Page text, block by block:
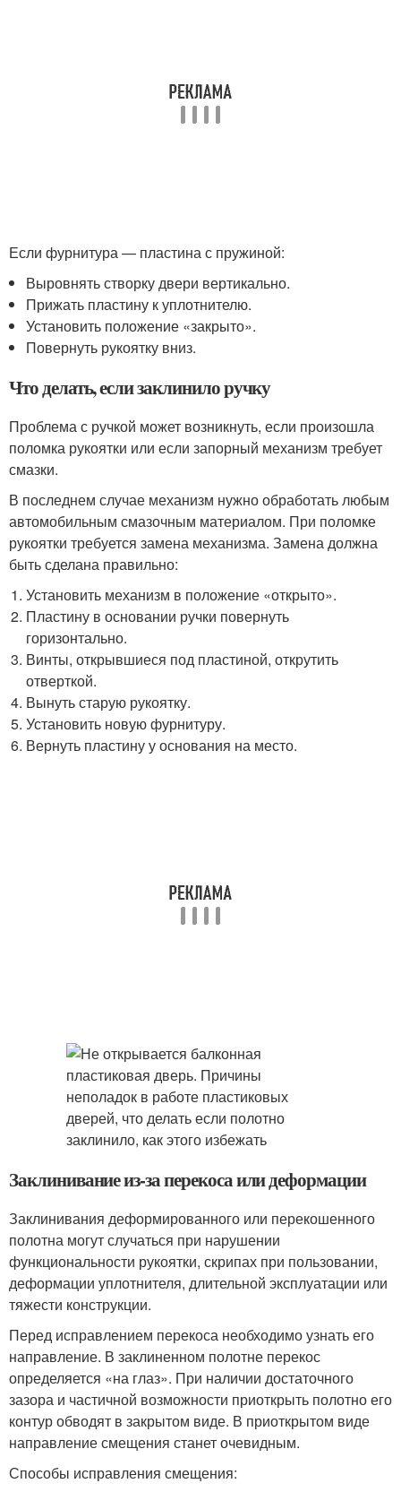
Если фурнитура — пластина с пружиной:
Выровнять створку двери вертикально.
Прижать пластину к уплотнителю.
Установить положение «закрыто».
Повернуть рукоятку вниз.
Что делать, если заклинило ручку
Проблема с ручкой может возникнуть, если произошла
поломка рукоятки или если запорный механизм требует
смазки.
В последнем случае механизм нужно обработать любым
автомобильным смазочным материалом. При поломке
рукоятки требуется замена механизма. Замена должна
быть сделана правильно:
Установить механизм в положение «открыто».
Пластину в основании ручки повернуть
горизонтально.
Винты, открывшиеся под пластиной, открутить
отверткой.
Вынуть старую рукоятку.
Установить новую фурнитуру.
Вернуть пластину у основания на место.
Заклинивание из-за перекоса или деформации
Заклинивания деформированного или перекошенного
полотна могут случаться при нарушении
функциональности рукоятки, скрипах при пользовании,
деформации уплотнителя, длительной эксплуатации или
тяжести конструкции.
Перед исправлением перекоса необходимо узнать его
направление. В заклиненном полотне перекос
определяется «на глаз». При наличии достаточного
зазора и частичной возможности приоткрыть полотно его
контур обводят в закрытом виде. В приоткрытом виде
направление смещения станет очевидным.
Способы исправления смещения: